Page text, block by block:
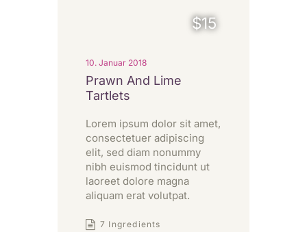
$15
10. Januar 2018
Prawn And Lime
Tartlets
Lorem ipsum dolor sit amet,
consectetuer adipiscing
elit, sed diam nonummy
nibh euismod tincidunt ut
laoreet dolore magna
aliquam erat volutpat.
7 Ingredients